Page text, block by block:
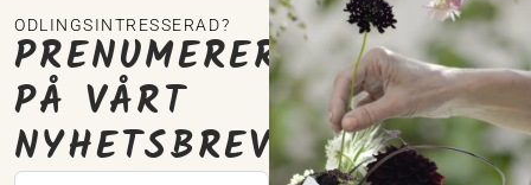
ODLINGSINTRESSERAD?
PRENUMERERA
PÅ VÅRT
NYHETSBREV